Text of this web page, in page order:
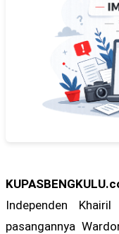
Independen
pasangannya